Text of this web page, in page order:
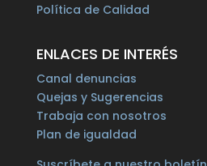
Política de Calidad
ENLACES DE INTERÉS
Canal denuncias
Quejas y Sugerencias
Trabaja con nosotros
Plan de igualdad